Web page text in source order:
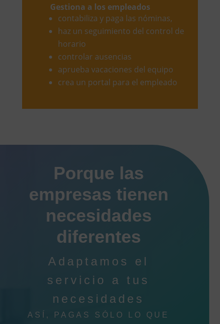
Gestiona a los empleados
contabiliza y paga las nóminas,
haz un seguimiento del control de
horario
controlar ausencias
aprueba vacaciones del equipo
crea un portal para el empleado
Porque las
empresas tienen
necesidades
diferentes
Adaptamos el
servicio a tus
necesidades
ASÍ, PAGAS SÓLO LO QUE